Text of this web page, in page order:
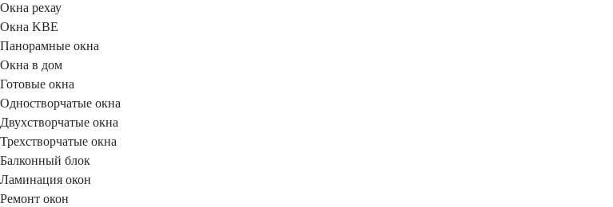
Окна рехау
Окна KBE
Панорамные окна
Окна в дом
Готовые окна
Одностворчатые окна
Двухстворчатые окна
Трехстворчатые окна
Балконный блок
Ламинация окон
Ремонт окон